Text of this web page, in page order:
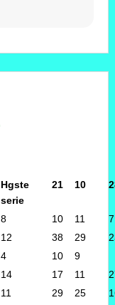
Hgste
serie
21 10
8 10 11
7
12 38 29
4 10
9
14 17 11
11 29 25